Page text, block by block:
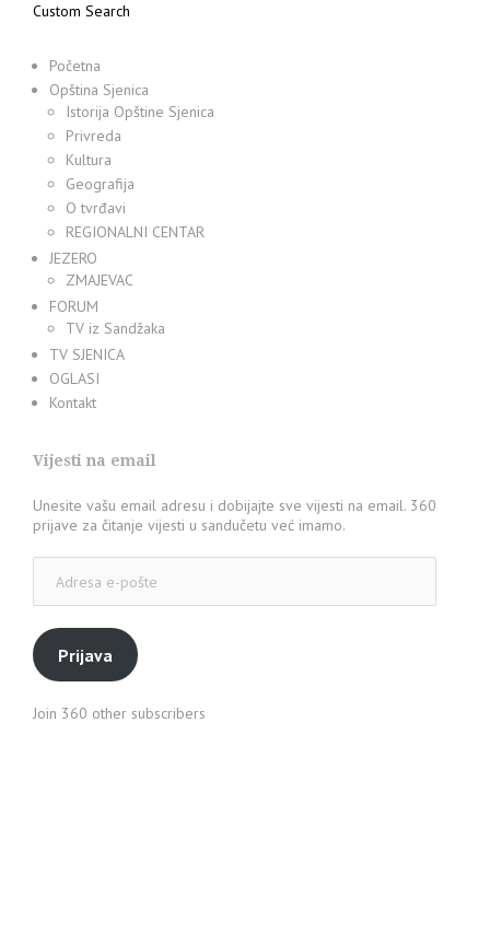
Custom Search
Početna
Opština Sjenica
Istorija Opštine Sjenica
Privreda
Kultura
Geografija
O tvrđavi
REGIONALNI CENTAR
JEZERO
ZMAJEVAC
FORUM
TV iz Sandžaka
TV SJENICA
OGLASI
Kontakt
Vijesti na email
Unesite vašu email adresu i dobijajte sve vijesti na email. 360
prijave za čitanje vijesti u sandučetu već imamo.
pošte
Prijava
Join 360 other subscribers